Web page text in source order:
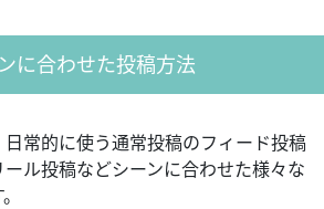
に合わせた投稿方法
常的に使う通常投稿のフィード投稿
ル投稿などシーンに合わせた様々な